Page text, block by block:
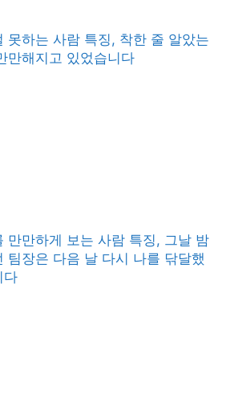
못하는 사람 특징, 착한 줄 알았는
만해지고 있었습니다
만만하게 보는 사람 특징, 그날 밤
팀장은 다음 날 다시 나를 닦달했
다